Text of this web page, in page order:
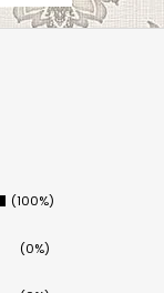
(100%)
(0%)